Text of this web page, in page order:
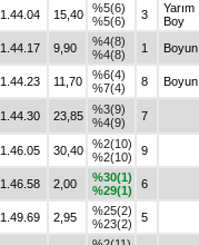
1.44.04 15,40
%5(6)
%5(6)
3
Yarım
Boy
1.44.17 9,90
%4(8)
%4(8)
1 Boyun
1.44.23 11,70
%6(4)
%7(4)
8 Boyun
1.44.30 23,85
%3(9)
%4(9)
7
1.46.05 30,40
%2(10)
%2(10)
9
1.46.58 2,00
%30(1)
%29(1)
6
1.49.69 2,95
%25(2)
%23(2)
5